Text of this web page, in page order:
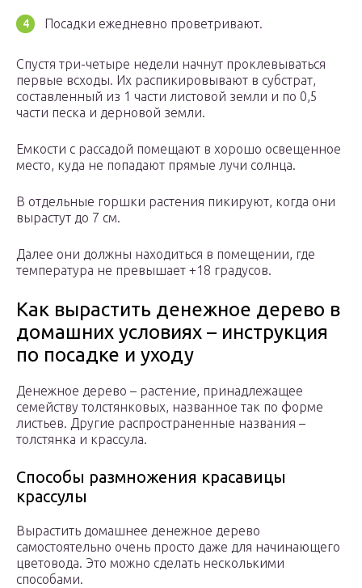
Посадки ежедневно проветривают.
Спустя три-четыре недели начнут проклевываться
первые всходы. Их распикировывают в субстрат,
составленный из 1 части листовой земли и по 0,5
части песка и дерновой земли.
Емкости с рассадой помещают в хорошо освещенное
место, куда не попадают прямые лучи солнца.
В отдельные горшки растения пикируют, когда они
вырастут до 7 см.
Далее они должны находиться в помещении, где
температура не превышает +18 градусов.
Как вырастить денежное дерево в
домашних условиях – инструкция
по посадке и уходу
Денежное дерево – растение, принадлежащее
семейству толстянковых, названное так по форме
листьев. Другие распространенные названия –
толстянка и крассула.
Способы размножения красавицы
крассулы
Вырастить домашнее денежное дерево
самостоятельно очень просто даже для начинающего
цветовода. Это можно сделать несколькими
способами.